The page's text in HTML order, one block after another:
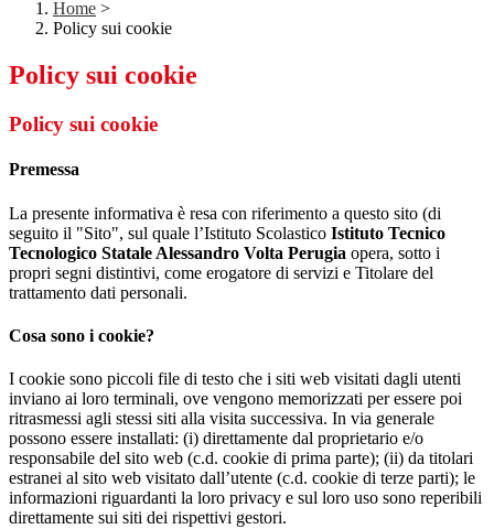
Home >
Policy sui cookie
Policy sui cookie
Policy sui cookie
Premessa
La presente informativa è resa con riferimento a questo sito (di
seguito il "Sito", sul quale l’Istituto Scolastico Istituto Tecnico
Tecnologico Statale Alessandro Volta Perugia opera, sotto i
propri segni distintivi, come erogatore di servizi e Titolare del
trattamento dati personali.
Cosa sono i cookie?
I cookie sono piccoli file di testo che i siti web visitati dagli utenti
inviano ai loro terminali, ove vengono memorizzati per essere poi
ritrasmessi agli stessi siti alla visita successiva. In via generale
possono essere installati: (i) direttamente dal proprietario e/o
responsabile del sito web (c.d. cookie di prima parte); (ii) da titolari
estranei al sito web visitato dall’utente (c.d. cookie di terze parti); le
informazioni riguardanti la loro privacy e sul loro uso sono reperibili
direttamente sui siti dei rispettivi gestori.